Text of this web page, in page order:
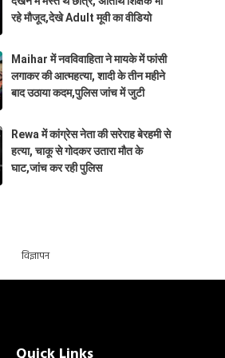
रहे मौजूद,देखे Adult मूवी का वीडियो
Maihar में नवविवाहिता ने मायके में फांसी
लगाकर की आत्महत्या, शादी के तीन महीने
बाद उठाया कदम,पुलिस जांच में जुटी
Rewa में कांग्रेस नेता की सरेराह बेरहमी से
हत्या, चाकू से गोदकर उतारा मौत के
घाट,जांच कर रही पुलिस
विज्ञापन